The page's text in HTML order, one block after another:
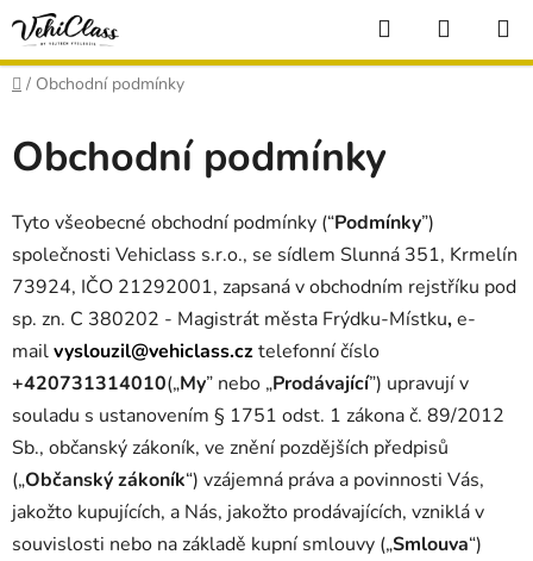
Přejít
obsah
Hledat
KOŠÍK
Domů
/ Obchodní podmínky
Obchodní podmínky
Tyto všeobecné obchodní podmínky (“Podmínky”)
společnosti Vehiclass s.r.o., se sídlem Slunná 351, Krmelín
73924, IČO 21292001, zapsaná v obchodním rejstříku pod
sp. zn. C 380202 - Magistrát města Frýdku-Místku,e-
mailvyslouzil@vehiclass.cztelefonní číslo
+420731314010(„My” nebo „Prodávající”) upravují v
souladu s ustanovením § 1751 odst. 1 zákona č. 89/2012
Sb., občanský zákoník, ve znění pozdějších předpisů
(„Občanský zákoník“) vzájemná práva a povinnosti Vás,
jakožto kupujících, a Nás, jakožto prodávajících, vzniklá v
souvislosti nebo na základě kupní smlouvy („Smlouva“)